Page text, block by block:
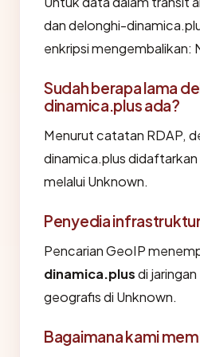
dan delonghi-
enkripsi mengembalikan:
Sudah berapa lama
dinamica.plus ada?
Menurut catatan RDAP,
dinamica.plus didaftarkan
melalui Unknown.
Penyedia
Pencarian GeoIP
dinamica.plusdi
geografis di Unknown.
Bagaimana kami